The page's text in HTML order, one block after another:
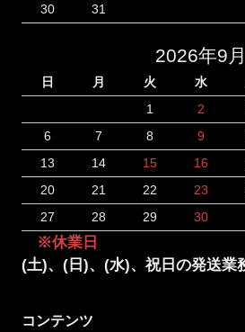
30
31
2026年9月
日 月 火 水
1
2
6
7 8 9
13
14 15 16
20
21 22 23
27
28 29 30
※休業日
(土)、(日)、(水)、祝日の発送業
コンテンツ